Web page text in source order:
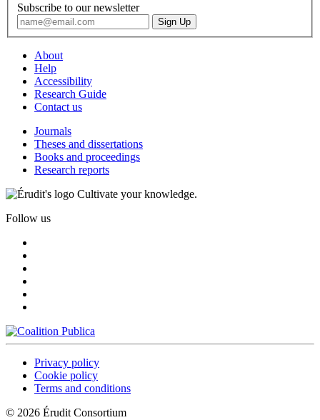
Subscribe to our newsletter
About
Help
Accessibility
Research Guide
Contact us
Journals
Theses and dissertations
Books and proceedings
Research reports
Cultivate your knowledge.
Follow us
Privacy policy
Cookie policy
Terms and conditions
© 2026 Érudit Consortium